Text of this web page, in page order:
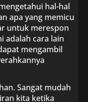
hal-hal
apa yang memicu
untuk merespon
adalah cara lain
mengambil
Sangat mudah
kita ketika